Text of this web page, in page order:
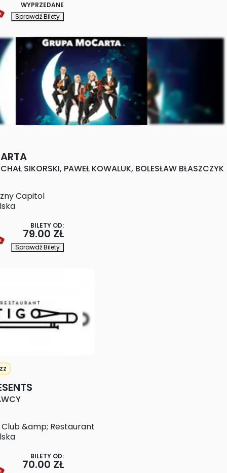
WYPRZEDANE
Sprawdź Bilety
SIKORSKI, PAWEŁ KOWALUK, BOLESŁAW BŁASZCZYK
Capitol
BILETY OD:
79.00 ZŁ
Sprawdź Bilety
&amp; Restaurant
BILETY OD:
70.00 ZŁ